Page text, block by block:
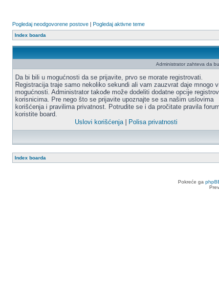
Pogledaj neodgovorene postove | Pogledaj aktivne teme
Index boarda
Administrator zahteva da
Da bi bili u mogućnosti da se prijavite, prvo se morate registrovati.
Registracija traje samo nekoliko sekundi ali vam zauzvrat daje mnogo
mogućnosti. Administrator takođe može dodeliti dodatne opcije
korisnicima. Pre nego što se prijavite upoznajte se sa našim uslovima
korišćenja i pravilima privatnost. Potrudite se i da pročitate pravila
koristite board.
Uslovi korišćenja| Polisa privatnosti
Index boarda
Pokreće ga